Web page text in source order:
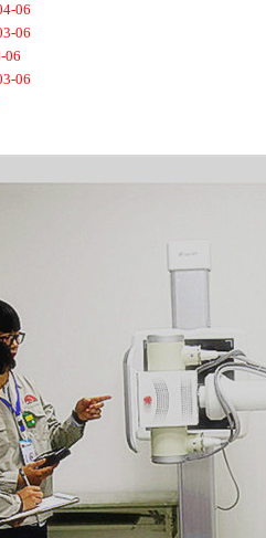
06
06
06
06